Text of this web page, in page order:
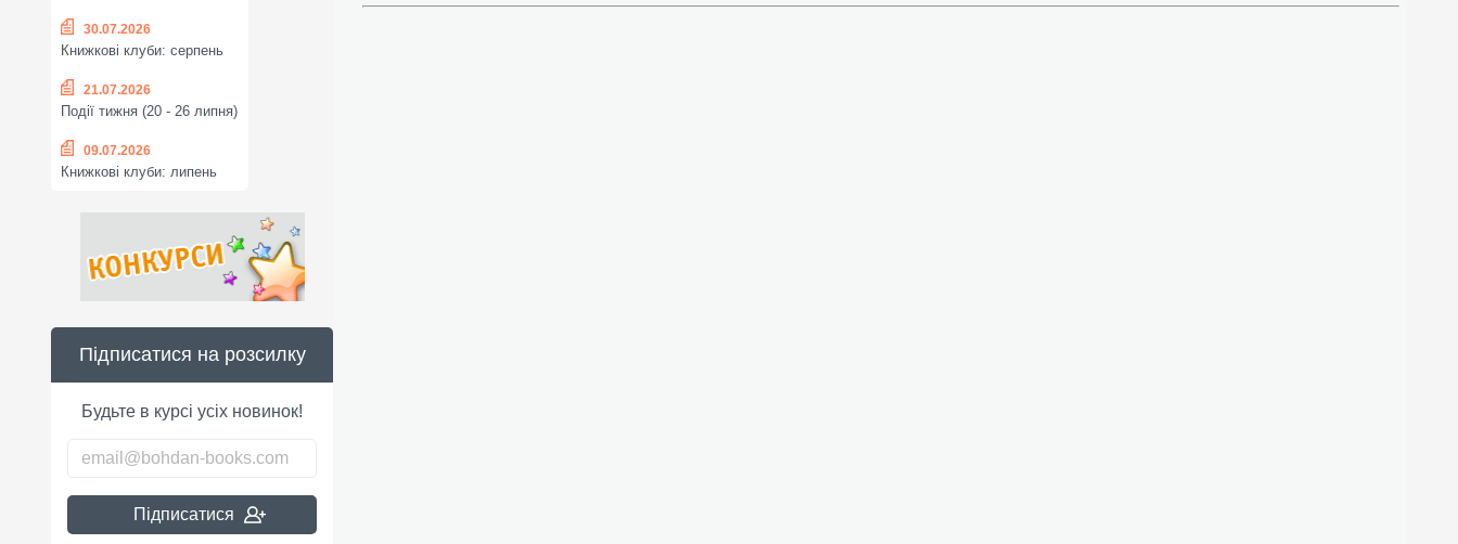
30.07.2026
Книжкові клуби: серпень
21.07.2026
Події тижня (20 - 26 липня)
09.07.2026
Книжкові клуби: липень
Підписатися на розсилку
Будьте в курсі усіх новинок!
Підписатися